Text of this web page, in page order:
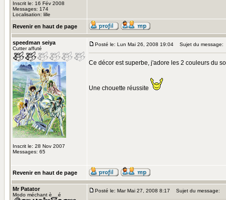
Inscrit le: 16 Fév 2008
Messages: 174
Localisation: lille
Revenir en haut de page
speedman seiya
Cutter affuté
Inscrit le: 28 Nov 2007
Messages: 65
Posté le: Lun Mai 26, 2008 19:04 Sujet du message:
Ce décor est superbe, j'adore les 2 couleurs du
Une chouette réussite
Revenir en haut de page
Mr Patator
Modo méchant è__é
Posté le: Mar Mai 27, 2008 8:17 Sujet du message: